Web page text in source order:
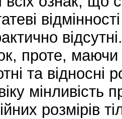
проте,
та відносні
мінливість
розмірів